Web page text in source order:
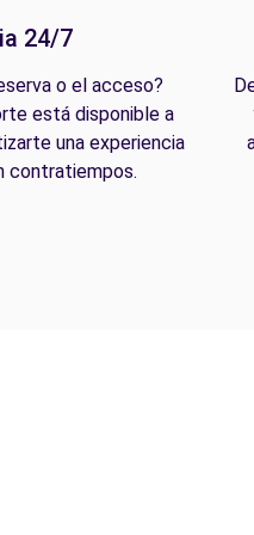
24/7
o el acceso?
está disponible a
una experiencia
contratiempos.